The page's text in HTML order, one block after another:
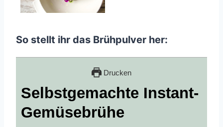
So stellt ihr das Brühpulver her:
Drucken
Selbstgemachte Instant-
Gemüsebrühe